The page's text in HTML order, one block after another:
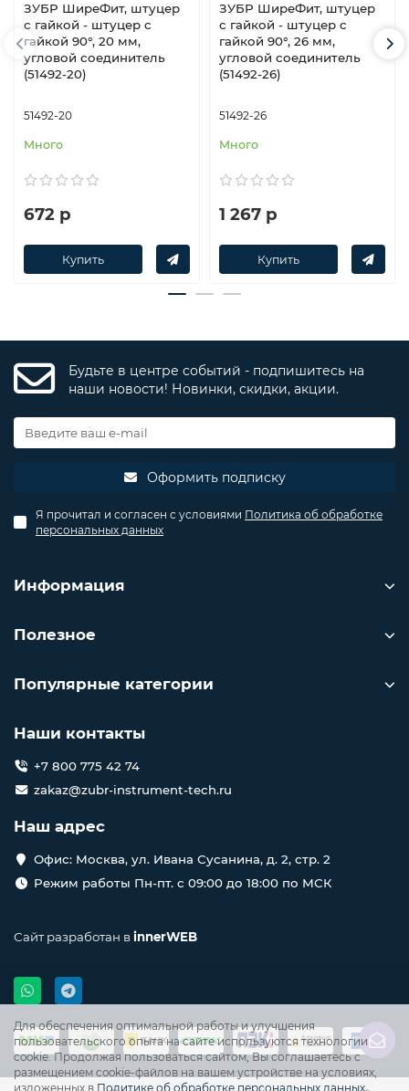
ЗУБР ШиреФит, штуцер
с гайкой - штуцер с
гайкой 90°, 20 мм,
угловой соединитель
(51492-20)
51492-20
Много
672 р
Купить
ЗУБР ШиреФит, штуцер
с гайкой - штуцер с
гайкой 90°, 26 мм,
угловой соединитель
(51492-26)
51492-26
Много
1 267 р
Купить
Для обеспечения оптимальной работы и улучшения
пользовательского опыта на сайте используются технологии
cookie. Продолжая пользоваться сайтом, Вы соглашаетесь с
размещением cookie-файлов на вашем устройстве на условиях,
изложенных в Политике об обработке персональных данных.
Будьте в центре событий - подпишитесь на
наши новости! Новинки, скидки, акции.
Оформить подписку
Я прочитал и согласен с условиями Политика об обработке
персональных данных
Информация
Полезное
Популярные категории
Наши контакты
+7 800 775 42 74
zakaz@zubr-instrument-tech.ru
Наш адрес
Офис: Москва, ул. Ивана Сусанина, д. 2, стр. 2
Режим работы Пн-пт. с 09:00 до 18:00 по МСК
Сайт разработан вinnerWEB